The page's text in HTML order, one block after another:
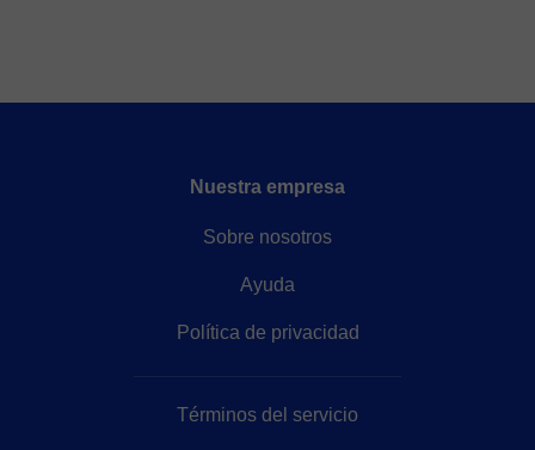
Nuestra empresa
Sobre nosotros
Ayuda
Política de privacidad
Términos del servicio